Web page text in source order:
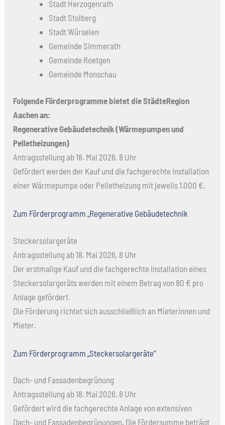
Stadt Herzogenrath
Stadt Stolberg
Stadt Würselen
Gemeinde Simmerath
Gemeinde Roetgen
Gemeinde Monschau
Folgende Förderprogramme bietet die StädteRegion
Aachen an:
Regenerative Gebäudetechnik (Wärmepumpen und
Pelletheizungen)
Antragsstellung ab 18. Mai 2026, 8 Uhr
Gefördert werden der Kauf und die fachgerechte Installation
einer Wärmepumpe oder Pelletheizung mit jeweils 1.000 €.
Zum Förderprogramm „Regenerative Gebäudetechnik
Steckersolargeräte
Antragsstellung ab 18. Mai 2026, 8 Uhr
Der erstmalige Kauf und die fachgerechte Installation eines
Steckersolargeräts werden mit einem Betrag von 80 € pro
Anlage gefördert.
Die Förderung richtet sich ausschließlich an Mieterinnen und
Mieter.
Zum Förderprogramm „Steckersolargeräte“
Dach- und Fassadenbegrünung
Antragsstellung ab 18. Mai 2026, 8 Uhr
Gefördert wird die fachgerechte Anlage von extensiven
Dach- und Fassadenbegrünungen. Die Fördersumme beträgt